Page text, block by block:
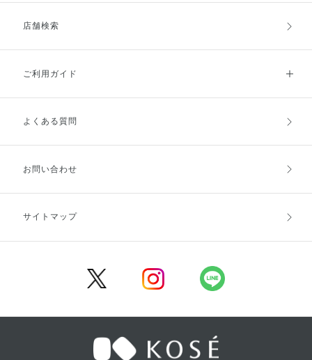
店舗検索
ご利用ガイド
ご利用ガイドトップ
お支払方法
キャンセル・返品・交換
よくある質問
お問い合わせ
サイトマップ